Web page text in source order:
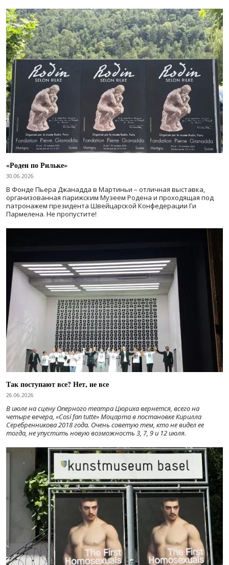
«Роден по Рильке»
30.06.2026
В Фонде Пьера Джанадда в Мартиньи – отличная выставка,
организованная парижским Музеем Родена и проходящая под
патронажем президента Швейцарской Конфедерации Ги
Пармелена. Не пропустите!
Так поступают все? Нет, не все
26.06.2026
В июле на сцену Оперного театра Цюриха вернется, всего на
четыре вечера, «Cosí fan tutte» Моцарта в постановке Кирилла
Серебренникова 2018 года. Очень советую тем, кто не видел ее
тогда, не упустить новую возможность 3, 7, 9 и 12 июля.